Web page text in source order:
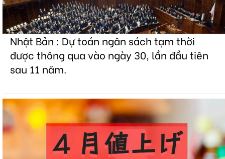
Nhật Bản : Dự toán ngân sách tạm thời
được thông qua vào ngày 30, lần đầu tiên
sau 11 năm.